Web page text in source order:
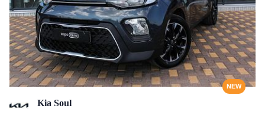
NEW
Kia Soul